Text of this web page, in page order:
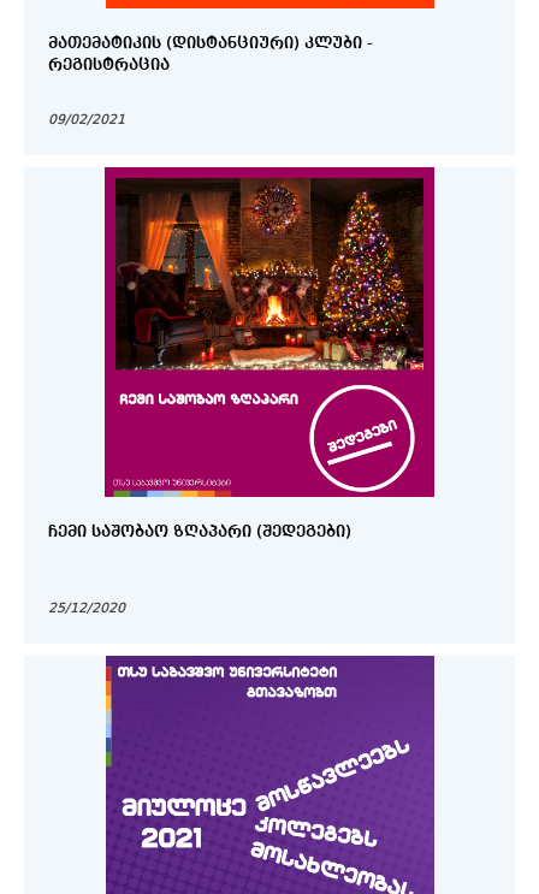
ᲛᲐᲗᲔᲛᲐᲢᲘᲙᲘᲡ (ᲓᲘᲡᲢᲐᲜᲪᲘᲣᲠᲘ) ᲙᲚᲣᲑᲘ -
ᲠᲔᲒᲘᲡᲢᲠᲐᲪᲘᲐ
09/02/2021
ᲩᲔᲛᲘ ᲡᲐᲨᲝᲑᲐᲝ ᲖᲦᲐᲞᲐᲠᲘ (ᲨᲔᲓᲔᲒᲔᲑᲘ)
25/12/2020